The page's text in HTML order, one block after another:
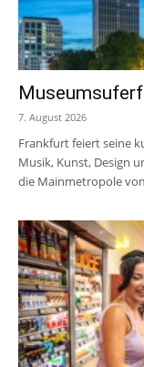
7. August 2026
Frankfurt feiert seine
Musik, Kunst, Design
die Mainmetropole